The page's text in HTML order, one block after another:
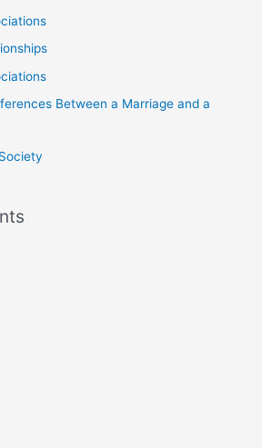
Between a Marriage and a